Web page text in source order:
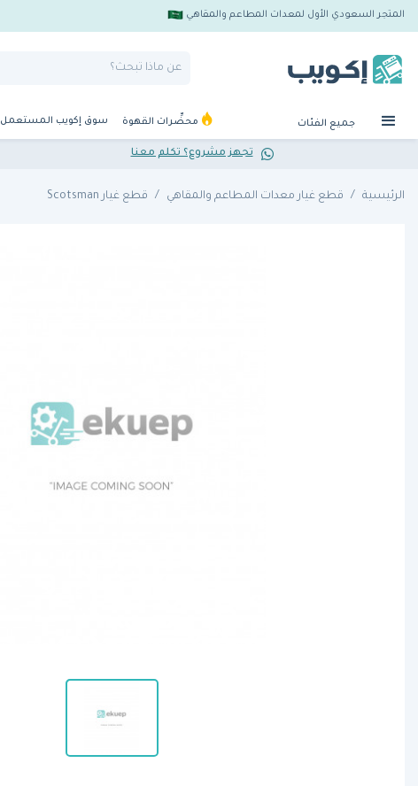
المتجر السعودي الأول لمعدات المطاعم والمقاهي
جميع الفئات محضِّرات القهوة سوق إكويب المستعمل
تجهز مشروع؟ تكلم معنا
الرئيسية قطع غيار معدات المطاعم والمقاهي قطع غيار Scotsman